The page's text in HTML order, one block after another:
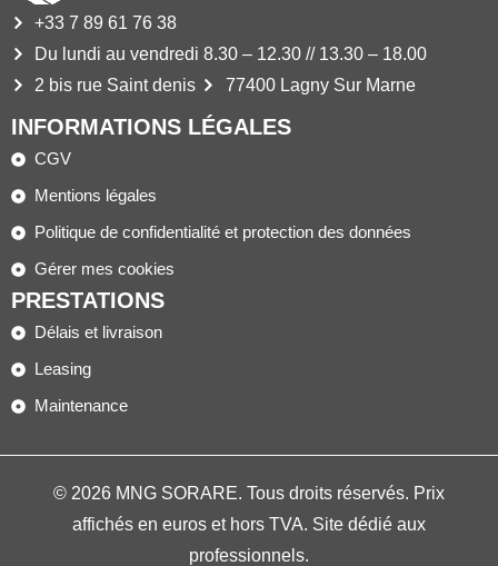
+33 7 89 61 76 38
Du lundi au vendredi 8.30 – 12.30 // 13.30 – 18.00
2 bis rue Saint denis
77400 Lagny Sur Marne
INFORMATIONS LÉGALES
CGV
Mentions légales
Politique de confidentialité et protection des données
Gérer mes cookies
PRESTATIONS
Délais et livraison
Leasing
Maintenance
© 2026 MNG SORARE. Tous droits réservés. Prix
affichés en euros et hors TVA. Site dédié aux
professionnels.